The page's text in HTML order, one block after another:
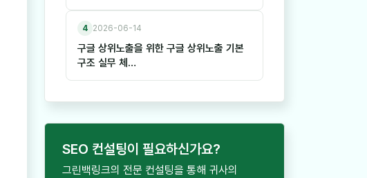
4 2026-06-14
구글 상위노출을 위한 구글 상위노출 기본
구조 실무 체…
SEO 컨설팅이 필요하신가요?
그린백링크의 전문 컨설팅을 통해 귀사의